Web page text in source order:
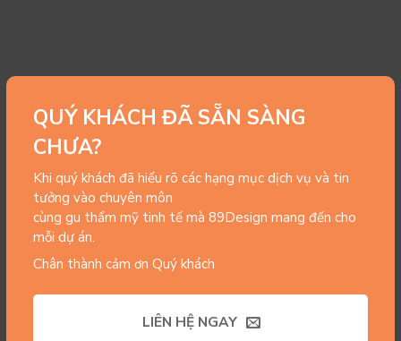
QUÝ KHÁCH ĐÃ SẴN SÀNG
CHƯA?
Khi quý khách đã hiểu rõ các hạng mục dịch vụ và tin
tưởng vào chuyên môn
cùng gu thẩm mỹ tinh tế mà 89Design mang đến cho
mỗi dự án.
Chân thành cảm ơn Quý khách
LIÊN HỆ NGAY